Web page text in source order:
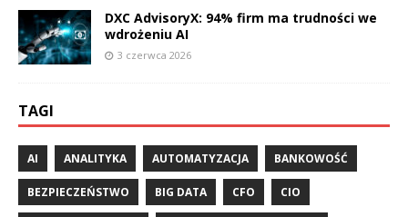
DXC AdvisoryX: 94% firm ma trudności we
wdrożeniu AI
3 czerwca 2026
TAGI
AI ANALITYKA AUTOMATYZACJA BANKOWOŚĆ
BEZPIECZEŃSTWO BIG DATA CFO CIO